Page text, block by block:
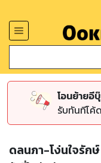
โอนย้ายอี
รับทันทีโค้
ดลนภา-โง่นใจรักษ์